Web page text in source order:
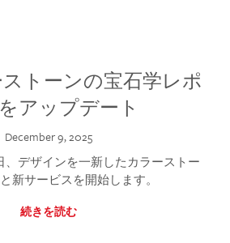
トーンの宝石学レポ
アップデート
December 9, 2025
、デザインを一新したカラーストー
新サービスを開始します。
続きを読む